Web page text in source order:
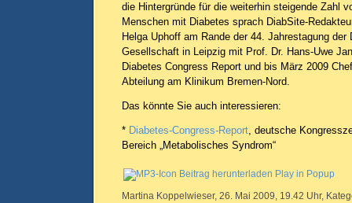
die Hintergründe für die weiterhin steigende Zahl
Menschen mit Diabetes sprach DiabSite-
Helga Uphoff am Rande der 44. Jahrestagung der
Gesellschaft in Leipzig mit Prof. Dr. Hans-Uwe
Diabetes Congress Report und bis März 2009
Abteilung am Klinikum Bremen-Nord.
Das könnte Sie auch interessieren:
* Diabetes-Congress-Report, deutsche
Bereich „Metabolisches Syndrom“
Beitrag herunterladen Play in Popup
Martina Koppelwieser, 26. Mai 2009, 19.42 Uhr,